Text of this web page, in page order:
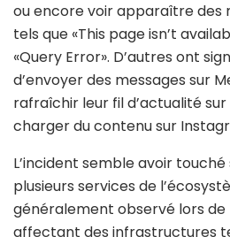
ou encore voir apparaître des
tels que «This page isn’t
«Query Error». D’autres ont
d’envoyer des messages sur
rafraîchir leur fil d’actualité
charger du contenu sur
L’incident semble avoir
plusieurs services de
généralement observé lors
affectant des infrastructures